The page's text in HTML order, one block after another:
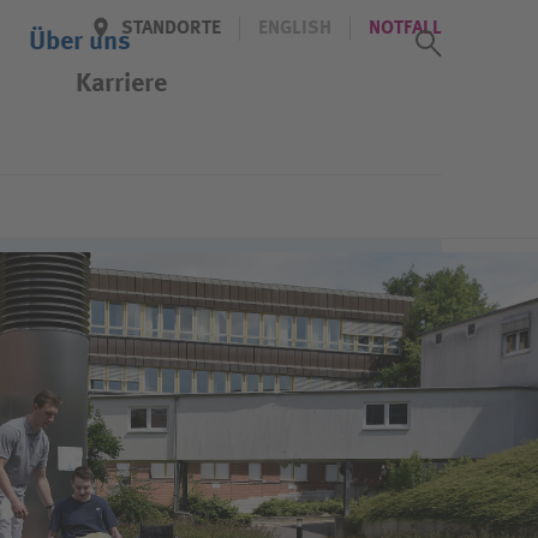
STANDORTE ENGLISH NOTFALL
Über uns
Karriere